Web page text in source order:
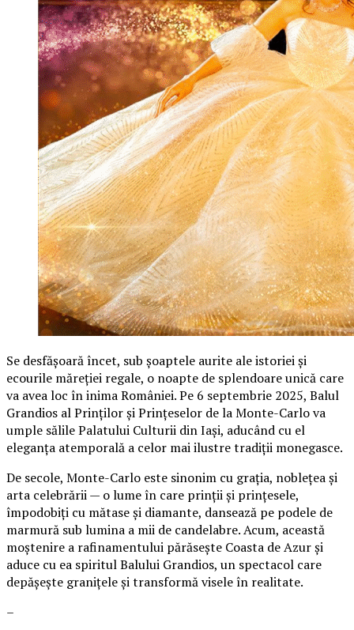
Se desfășoară încet, sub șoaptele aurite ale istoriei și
ecourile măreției regale, o noapte de splendoare unică care
va avea loc în inima României. Pe 6 septembrie 2025, Balul
Grandios al Prinților și Prințeselor de la Monte-Carlo va
umple sălile Palatului Culturii din Iași, aducând cu el
eleganța atemporală a celor mai ilustre tradiții monegasce.
De secole, Monte-Carlo este sinonim cu grația, noblețea și
arta celebrării — o lume în care prinții și prințesele,
împodobiți cu mătase și diamante, dansează pe podele de
marmură sub lumina a mii de candelabre. Acum, această
moștenire a rafinamentului părăsește Coasta de Azur și
aduce cu ea spiritul Balului Grandios, un spectacol care
depășește granițele și transformă visele în realitate.
–